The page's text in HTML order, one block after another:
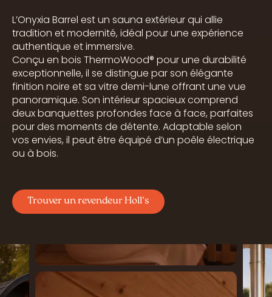
L’Onyxia Barrel est un sauna extérieur qui allie
tradition et modernité, idéal pour une expérience
authentique et immersive.
Conçu en bois ThermoWood® pour une durabilité
exceptionnelle, il se distingue par son élégante
finition noire et sa vitre demi-lune offrant une vue
panoramique. Son intérieur spacieux comprend
deux banquettes profondes face à face, parfaites
pour des moments de détente. Adaptable selon
vos envies, il peut être équipé d’un poêle électrique
ou à bois.
Trouver un revendeur Holl’s